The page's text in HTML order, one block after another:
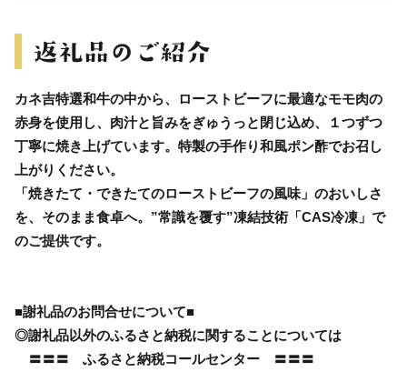
カネ吉特選和牛の中から、ローストビーフに最適なモモ肉の
赤身を使用し、肉汁と旨みをぎゅうっと閉じ込め、１つずつ
丁寧に焼き上げています。特製の手作り和風ポン酢でお召し
上がりください。
「焼きたて・できたてのローストビーフの風味」のおいしさ
を、そのまま食卓へ。”常識を覆す”凍結技術「CAS冷凍」で
のご提供です。
■謝礼品のお問合せについて■
◎謝礼品以外のふるさと納税に関することについては
〓〓〓 ふるさと納税コールセンター 〓〓〓